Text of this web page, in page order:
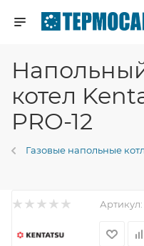
котел
PRO-12
Газовые напольные
Артикул: